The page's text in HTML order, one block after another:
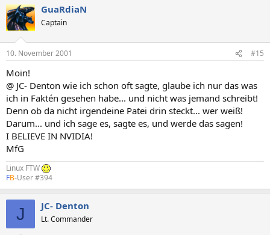
GuaRdiaN
Captain
10. November 2001 #15
Moin!
@ JC- Denton wie ich schon oft sagte, glaube ich nur das was
ich in Faktén gesehen habe... und nicht was jemand schreibt!
Denn ob da nicht irgendeine Patei drin steckt... wer weiß!
Darum... und ich sage es, sagte es, und werde das sagen!
I BELIEVE IN NVIDIA!
MfG
Linux FTW
FB-User #394
J JC- Denton
Lt. Commander